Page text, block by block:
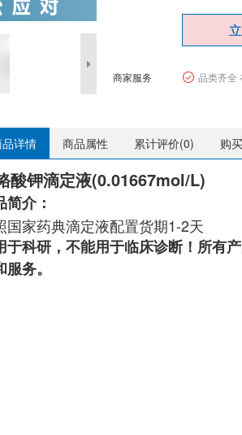
商家服务 品类齐全
详情 商品属性 累计评价(0) 购
酸钾滴定液(0.01667mol/L)
简介：
国家药典滴定液配置货期1-2天
于科研，不能用于临床诊断！所有
服务。